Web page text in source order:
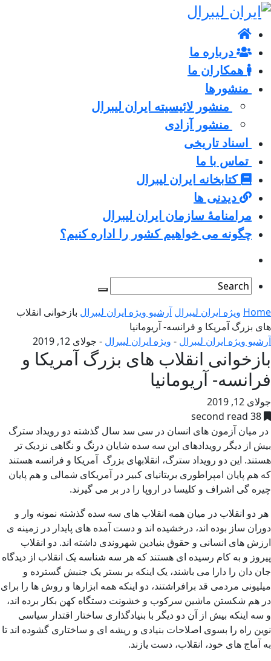
درباره ما
همکاران ما
منشورها
منشور لائیسیته ایران لیبرال
منشور آزادی
اسناد تاریخی
تماس با ما
کتابخانه ایران لیبرال
دیدنی ها
مرامنامۀ سازمان ایران لیبرال
چگونه می خواهیم کشور را اداره کنیم؟
Home ویژه ایران لیبرال آرشیو ویژه ایران لیبرال بازخوانی انقلاب
های بزرگ آمریکا و فرانسه- آریومانیا
آرشیو ویژه ایران لیبرال - ویژه ایران لیبرال - جولای 12, 2019
بازخوانی انقلاب های بزرگ آمریکا و
فرانسه- آریومانیا
جولای 12, 2019
38 second read
در میان آزمون های انسان در سی سد سال گذشته دو رویداد سترگ
بیش از دیگر رویدادهای این سه سده شایان درنگ و نگاهی نزدیک تر
هستند. این دو رویداد سترگ، انقلابهای بزرگ آمریکا و فرانسه هستند
که هم پایان امپراطوری بریتانیای کبیر در آمریکای شمالی و هم پایان
چیره گی اشراف و کلیسا در اروپا را در بر می گیرند.
هر دو انقلاب در میان همه انقلاب های سه سده گذشته نمونه وار و
دوران ساز بوده اند، درخشیده اند و دست آمده های پایدار در زمینه ی
ارزش های انسانی و حقوق بنیادین شهروندی داشته اند. دو انقلاب
پیروز و به کام رسیده ای هستند که هر سه شناسه یک انقلاب از دیدگاه
جان دان را دارا می باشند، یک اینکه بر بستر یک جنبش گسترده و
میلیونی مردمی قد برافراشتند، دو اینکه همه ابزارها و روش ها را برای
در هم شکستن ماشین سرکوب و خشونت دستگاه کهن بکار برده اند،
و سه اینکه بیش از آن دو دیگر با بنیادگذاری ساختار اقتدار سیاسی
نوین راه را بسوی اصلاحات بنیادی و ریشه ای و ساختاری گشوده اند تا
به آماج های خود، انقلاب، دست یازند.